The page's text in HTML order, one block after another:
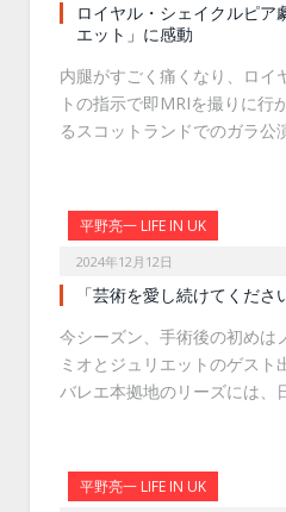
ロイヤル・シェイクルピア
エット」に感動
内腿がすごく痛くなり、ロイ
トの指示で即MRIを撮りに行
るスコットランドでのガラ公
平野亮一 LIFE IN UK
2024年12月12日
「芸術を愛し続けてくださ
今シーズン、手術後の初めは
ミオとジュリエットのゲスト
バレエ本拠地のリーズには、
平野亮一 LIFE IN UK